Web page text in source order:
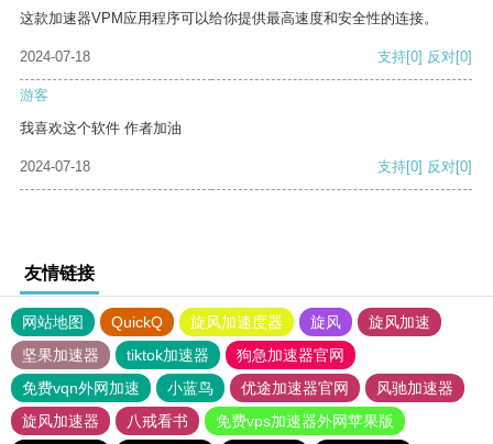
这款加速器VPM应用程序可以给你提供最高速度和安全性的连接。
2024-07-18 支持[0] 反对[0]
游客
我喜欢这个软件 作者加油
2024-07-18 支持[0] 反对[0]
友情链接
网站地图 QuickQ 旋风加速度器 旋风
旋风加速
坚果加速器
tiktok加速器
狗急加速器官网
免费vqn外网加速
小蓝鸟 优途加速器官网
风驰加速器
旋风加速器
八戒看书
免费vps加速器外网苹果版